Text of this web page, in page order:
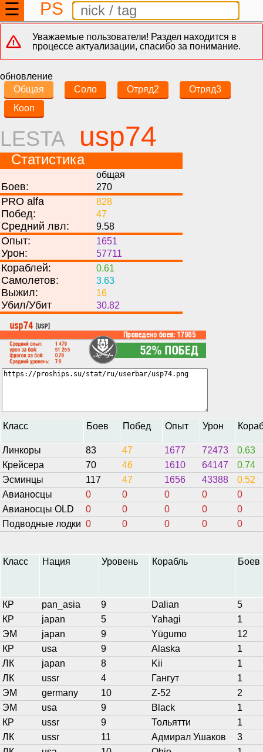
☰ PS
Уважаемые пользователи! Раздел находится в
процессе актуализации, спасибо за понимание.
обновление
Общая
Соло Отряд2
Отряд3
Кооп
LESTA usp74
Статистика
общая
Боев: 270
PRO alfa 828
Побед: 47
Средний лвл: 9.58
Опыт: 1651
Урон: 57711
Кораблей: 0.61
Самолетов: 3.63
Выжил: 16
Убил/Убит 30.82
Класс Боев Побед Опыт Урон
Линкоры 83 47 1677 72473
0.63
Крейсера
70 46 1610 64147
0.74
Эсминцы
117 47 1656 43388
0.52
Авианосцы
0 0 0 0
0
Авианосцы OLD
0 0 0 0
0
Подводные лодки 0 0 0 0 0
Класс Нация Уровень Корабль Боев
КР pan_asia 9 Dalian
5
КР
japan 5 Yahagi
1
ЭМ
japan 9 Yūgumo
12
КР
usa 9 Alaska
1
ЛК
japan 8 Kii
1
ЛК
ussr 4 Гангут
1
ЭМ
germany 10 Z-52
2
ЭМ
usa 9 Black
1
КР
ussr 9 Тольятти
1
ЛК
ussr 11 Адмирал Ушаков
3